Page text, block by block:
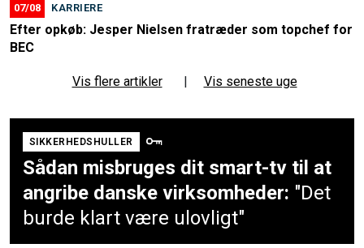
07/08 KARRIERE
Efter opkøb: Jesper Nielsen fratræder som topchef for
BEC
Vis flere artikler | Vis seneste uge
SIKKERHEDSHULLER
Sådan misbruges dit smart-tv til at
angribe danske virksomheder: "Det
burde klart være ulovligt"